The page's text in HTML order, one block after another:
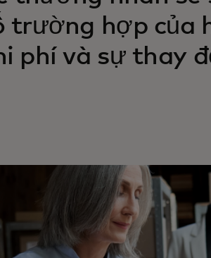
trường hợp của
phí và sự thay